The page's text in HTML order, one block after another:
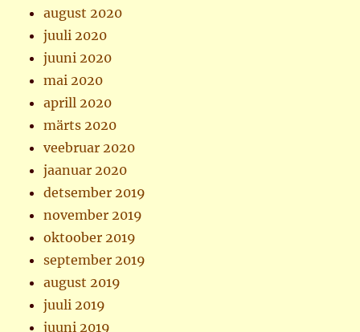
august 2020
juuli 2020
juuni 2020
mai 2020
aprill 2020
märts 2020
veebruar 2020
jaanuar 2020
detsember 2019
november 2019
oktoober 2019
september 2019
august 2019
juuli 2019
juuni 2019